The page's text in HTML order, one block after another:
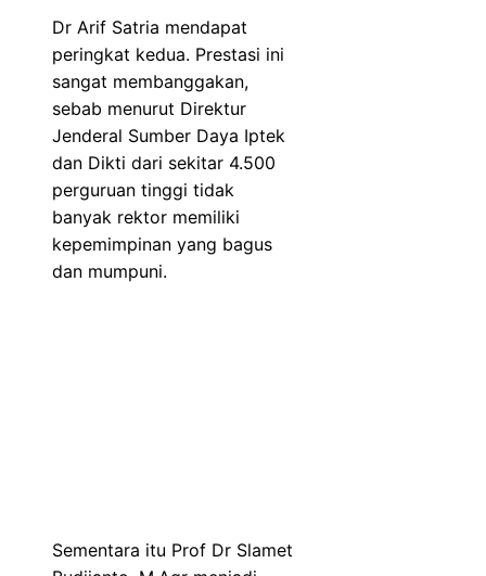
Dr Arif Satria mendapat
peringkat kedua. Prestasi ini
sangat membanggakan,
sebab menurut Direktur
Jenderal Sumber Daya Iptek
dan Dikti dari sekitar 4.500
perguruan tinggi tidak
banyak rektor memiliki
kepemimpinan yang bagus
dan mumpuni.
Sementara itu Prof Dr Slamet